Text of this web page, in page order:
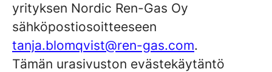
yrityksen Nordic Ren-Gas Oy
sähköpostiosoitteeseen
tanja.blomqvist@ren-gas.com.
Tämän urasivuston evästekäytäntö